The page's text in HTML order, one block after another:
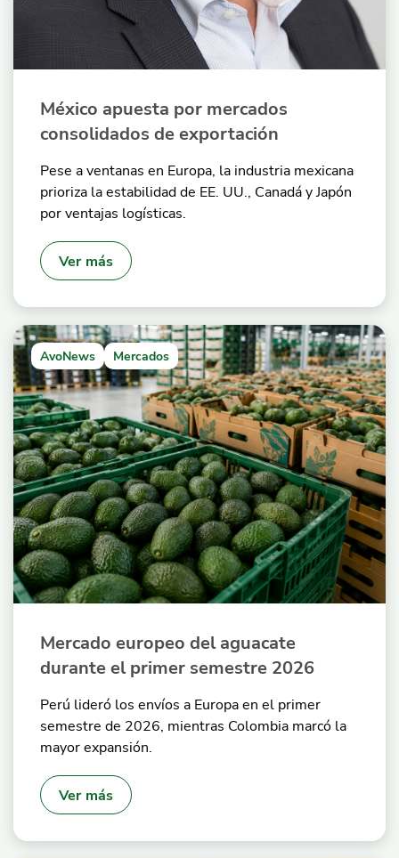
México apuesta por mercados
consolidados de exportación
Pese a ventanas en Europa, la industria mexicana
prioriza la estabilidad de EE. UU., Canadá y Japón
por ventajas logísticas.
Ver más
AvoNews Mercados
Mercado europeo del aguacate
durante el primer semestre 2026
Perú lideró los envíos a Europa en el primer
semestre de 2026, mientras Colombia marcó la
mayor expansión.
Ver más